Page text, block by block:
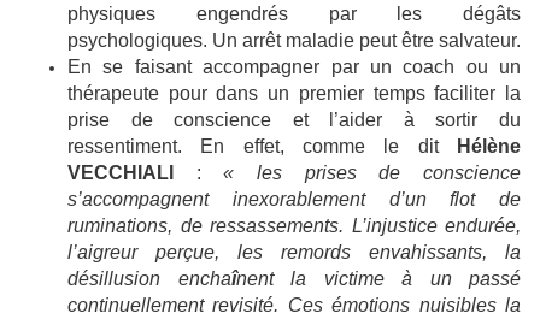
physiques engendrés par les dégâts
psychologiques. Un arrêt maladie peut être salvateur.
En se faisant accompagner par un coach ou un
thérapeute pour dans un premier temps faciliter la
prise de conscience et l’aider à sortir du
ressentiment. En effet, comme le dit
Hélène
VECCHIALI
:
« les prises de conscience
s’accompagnent inexorablement d’un flot de
ruminations, de ressassements. L’injustice endurée,
l’aigreur perçue, les remords envahissants, la
désillusion enchaînent la victime à un passé
continuellement revisité. Ces émotions nuisibles la